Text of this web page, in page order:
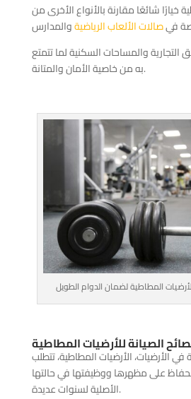
خيارًا شائعًا مقارنة بالأنواع الأخرى من
فيصالات الألعاب الرياضية
والمساحات السكنية لما تتمتع
به من خاصية الأمان والمتانة.
المطاطية لضمان الدوام الطويل
الصيانة للأرضيات المطاطية
في الأرضيات، الأرضيات المطاطية، تتطلب
على مظهرها ووظيفتها في حالتها
الأصلية لسنوات عديدة.